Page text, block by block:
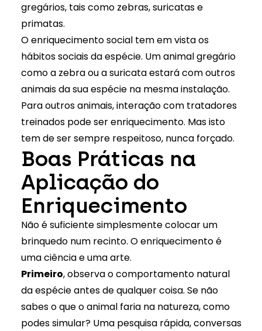
gregários, tais como zebras, suricatas e
primatas.
O enriquecimento social tem em vista os
hábitos sociais da espécie. Um animal gregário
como a zebra ou a suricata estará com outros
animais da sua espécie na mesma instalação.
Para outros animais, interação com tratadores
treinados pode ser enriquecimento. Mas isto
tem de ser sempre respeitoso, nunca forçado.
Boas Práticas na
Aplicação do
Enriquecimento
Não é suficiente simplesmente colocar um
brinquedo num recinto. O enriquecimento é
uma ciência e uma arte.
Primeiro, observa o comportamento natural
da espécie antes de qualquer coisa. Se não
sabes o que o animal faria na natureza, como
podes simular? Uma pesquisa rápida, conversas